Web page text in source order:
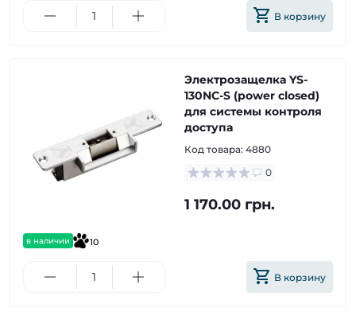
В корзину
в наличии 10
Электрозащелка YS-
130NC-S (power closed)
для системы контроля
доступа
Код товара: 4880
0
1 170.00 грн.
В корзину